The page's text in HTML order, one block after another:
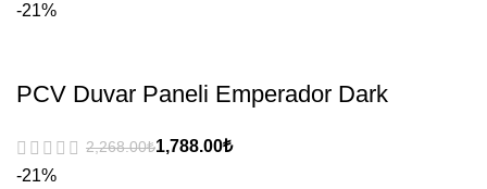
-21%
PCV Duvar Paneli Emperador Dark
₺
₺
-21%